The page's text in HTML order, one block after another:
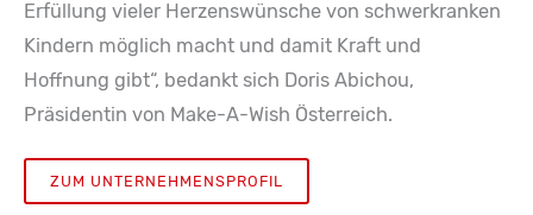
Erfüllung vieler Herzenswünsche von schwerkranken
Kindern möglich macht und damit Kraft und
Hoffnung gibt“, bedankt sich Doris Abichou,
Präsidentin von Make-A-Wish Österreich.
ZUM UNTERNEHMENSPROFIL